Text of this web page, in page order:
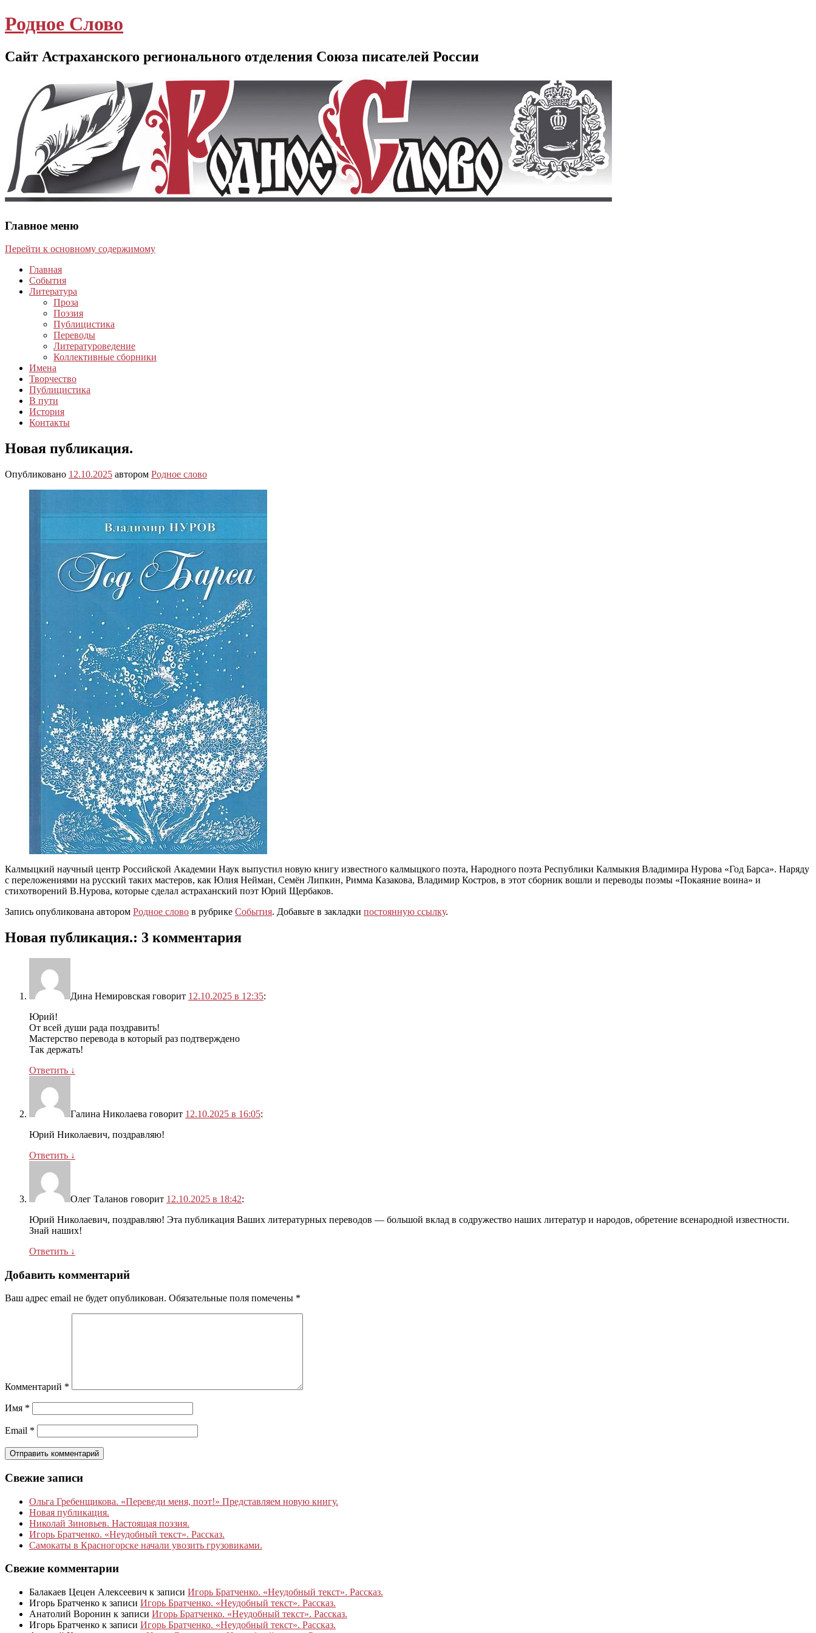
Родное Слово
Сайт Астраханского регионального отделения Союза писателей России
Главное меню
Перейти к основному содержимому
Главная
События
Литература
Проза
Поэзия
Публицистика
Переводы
Литературоведение
Коллективные сборники
Имена
Творчество
Публицистика
В пути
История
Контакты
Новая публикация.
Опубликовано 12.10.2025 автором Родное слово
Калмыцкий научный центр Российской Академии Наук выпустил новую книгу известного калмыцкого поэта, Народного поэта Республики Калмыкия Владимира Нурова «Год Барса». Наряду
с переложениями на русский таких мастеров, как Юлия Нейман, Семён Липкин, Римма Казакова, Владимир Костров, в этот сборник вошли и переводы поэмы «Покаяние воина» и
стихотворений В.Нурова, которые сделал астраханский поэт Юрий Щербаков.
Запись опубликована автором Родное слово в рубрике События. Добавьте в закладки постоянную ссылку.
Новая публикация.: 3 комментария
Дина Немировская говорит 12.10.2025 в 12:35:
Юрий!
От всей души рада поздравить!
Мастерство перевода в который раз подтверждено
Так держать!
Ответить ↓
Галина Николаева говорит 12.10.2025 в 16:05:
Юрий Николаевич, поздравляю!
Ответить ↓
Олег Таланов говорит 12.10.2025 в 18:42:
Юрий Николаевич, поздравляю! Эта публикация Ваших литературных переводов — большой вклад в содружество наших литератур и народов, обретение всенародной известности.
Знай наших!
Ответить ↓
Добавить комментарий
Ваш адрес email не будет опубликован. Обязательные поля помечены *
Комментарий *
Имя *
Email *
Свежие записи
Ольга Гребенщикова. «Переведи меня, поэт!» Представляем новую книгу.
Новая публикация.
Николай Зиновьев. Настоящая поэзия.
Игорь Братченко. «Неудобный текст». Рассказ.
Самокаты в Красногорске начали увозить грузовиками.
Свежие комментарии
Балакаев Цецен Алексеевич к записи Игорь Братченко. «Неудобный текст». Рассказ.
Игорь Братченко к записи Игорь Братченко. «Неудобный текст». Рассказ.
Анатолий Воронин к записи Игорь Братченко. «Неудобный текст». Рассказ.
Игорь Братченко к записи Игорь Братченко. «Неудобный текст». Рассказ.